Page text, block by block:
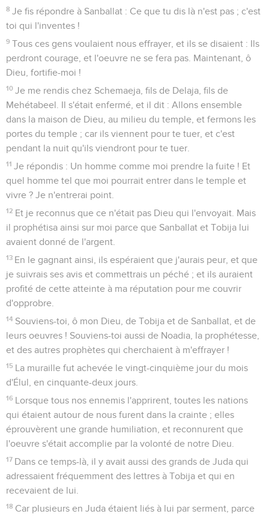
8 Je fis répondre à Sanballat : Ce que tu dis là n'est pas ; c'est
toi qui l'inventes !
9 Tous ces gens voulaient nous effrayer, et ils se disaient : Ils
perdront courage, et l'oeuvre ne se fera pas. Maintenant, ô
Dieu, fortifie-moi !
10 Je me rendis chez Schemaeja, fils de Delaja, fils de
Mehétabeel. Il s'était enfermé, et il dit : Allons ensemble
dans la maison de Dieu, au milieu du temple, et fermons les
portes du temple ; car ils viennent pour te tuer, et c'est
pendant la nuit qu'ils viendront pour te tuer.
11 Je répondis : Un homme comme moi prendre la fuite ! Et
quel homme tel que moi pourrait entrer dans le temple et
vivre ? Je n'entrerai point.
12 Et je reconnus que ce n'était pas Dieu qui l'envoyait. Mais
il prophétisa ainsi sur moi parce que Sanballat et Tobija lui
avaient donné de l'argent.
13 En le gagnant ainsi, ils espéraient que j'aurais peur, et que
je suivrais ses avis et commettrais un péché ; et ils auraient
profité de cette atteinte à ma réputation pour me couvrir
d'opprobre.
14 Souviens-toi, ô mon Dieu, de Tobija et de Sanballat, et de
leurs oeuvres ! Souviens-toi aussi de Noadia, la prophétesse,
et des autres prophètes qui cherchaient à m'effrayer !
15 La muraille fut achevée le vingt-cinquième jour du mois
d'Élul, en cinquante-deux jours.
16 Lorsque tous nos ennemis l'apprirent, toutes les nations
qui étaient autour de nous furent dans la crainte ; elles
éprouvèrent une grande humiliation, et reconnurent que
l'oeuvre s'était accomplie par la volonté de notre Dieu.
17 Dans ce temps-là, il y avait aussi des grands de Juda qui
adressaient fréquemment des lettres à Tobija et qui en
recevaient de lui.
18 Car plusieurs en Juda étaient liés à lui par serment, parce